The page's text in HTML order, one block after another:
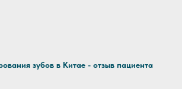
зубов в Китае - отзыв пациента